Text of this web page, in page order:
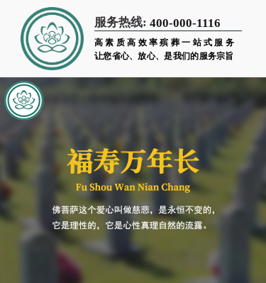
服务热线: 400-000-1116
高素质高效率殡葬一站式服务
让您省心、放心、是我们的服务宗旨